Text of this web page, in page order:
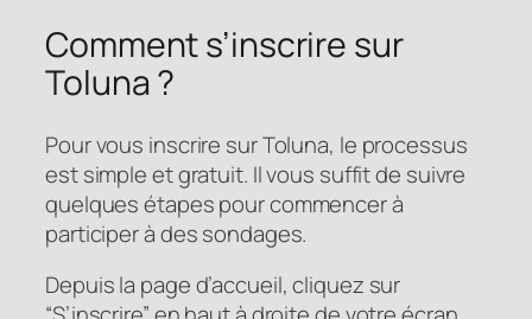
Comment s’inscrire sur
Toluna ?
Pour vous inscrire sur Toluna, le processus
est simple et gratuit. Il vous suffit de suivre
quelques étapes pour commencer à
participer à des sondages.
Depuis la page d’accueil, cliquez sur